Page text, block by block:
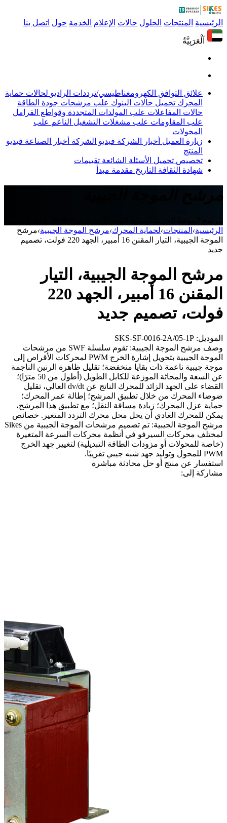
الرئيسية المنتجات الحلول حالات الإعلام الخدمة حول اتصل بنا
اَلْعَرَبِيَّةُ
علائق التوافق الكهرومغناطيسي/ترددات الراديو لحالات حماية
المحرك تحميل حالات البنوك علب مرشحات جودة الطاقة
حالات المفاعلات علب المولدات المتجددة وقواطع الفرامل
علب المقاومات علب مشغلات التشغيل الناعم علب
المحولات
زيارة العميل أخبار الشركة فيديو الشركة أخبار الصناعة فيديو
المنتج
تخصيص تحميل الأسئلة الشائعة تقييمات
شهادة الثقافة التاريخ مقدمة مبدأ
الرئيسية› المنتجات›لحماية المحرك›مرشح الموجة الجيبية›مرشح
الموجة الجيبية، التيار المقنن 16 أمبير، الجهد 220 فولت، تصميم
جديد
مرشح الموجة الجيبية، التيار
المقنن 16 أمبير، الجهد 220
فولت، تصميم جديد
الموديل: SKS-SF-0016-2A/05-1P
وصف مرشح الموجة الجيبية: تقوم سلسلة SWF من مرشحات
الموجة الجيبية بتحويل إشارة الخرج PWM لمحركات الأقراص إلى
موجة جيبية ناعمة ذات بقايا منخفضة؛ تقليل ظاهرة الرنين الناجمة
عن السعة والمحاثة الموزعة للكابل الطويل (أطول من 50 مترًا)؛
القضاء على الجهد الزائد للمحرك الناتج عن dv/dt العالي، تقليل
ضوضاء المحرك من خلال تطبيق المرشح؛ إطالة عمر المحرك؛
حماية عزل المحرك؛ زيادة مسافة النقل؛ مع تطبيق هذا المرشح،
يمكن للمحرك العادي أن يحل محل محرك التردد المتغير. خصائص
مرشح الموجة الجيبية: تم تصميم مرشحات الموجة الجيبية من Sikes
لمختلف محركات السيرفو في أنظمة محركات السرعة المتغيرة
(خاصة للمحولات أو مزودات الطاقة التبديلية) لتغيير جهد الخرج
PWM للمحول وتوليد جهد شبه جيبي تقريبًا.
استفسار عن منتج أو حل محادثة مباشرة
مشاركة إلى: